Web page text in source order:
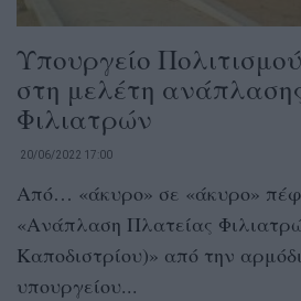
Υπουργείο
στη μελέτη
Φιλιατρών
20/06/2022 17:00
Από… «άκυρο» σε «άκυρο»
«Ανάπλαση Πλατείας
Καποδιστρίου)» από την
υπουργείου...